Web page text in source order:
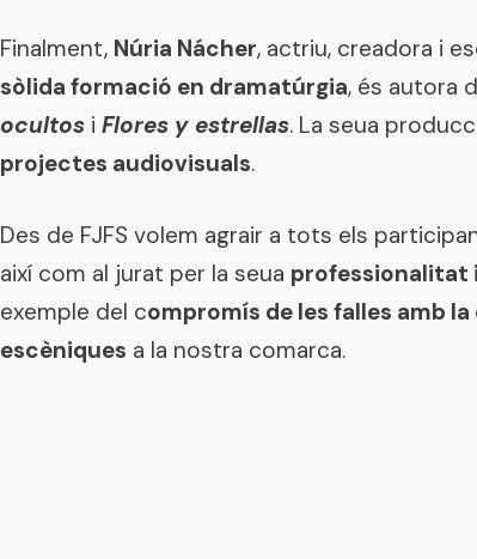
Finalment, Núria Nácher, actriu, creadora i
sòlida formació en dramatúrgia, és autora
ocultos i Flores y estrellas. La seua
projectes audiovisuals.
Des de FJFS volem agrair a tots els
així com al jurat per la seua professionalitat
exemple del compromís de les falles amb
escèniques a la nostra comarca.